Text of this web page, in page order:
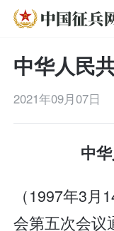
中华人民
2021年09月07日
中
（1997年3
会第五次会